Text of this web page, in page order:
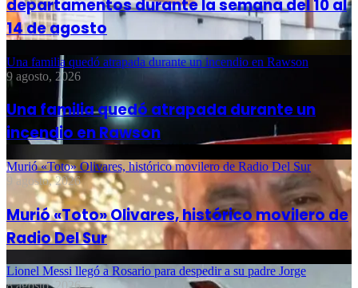
departamentos durante la semana del 10 al
14 de agosto
Una familia quedó atrapada durante un incendio en Rawson
9 agosto, 2026
Una familia quedó atrapada durante un
incendio en Rawson
Murió «Toto» Olivares, histórico movilero de Radio Del Sur
9 agosto, 2026
Murió «Toto» Olivares, histórico movilero de
Radio Del Sur
Lionel Messi llegó a Rosario para despedir a su padre Jorge